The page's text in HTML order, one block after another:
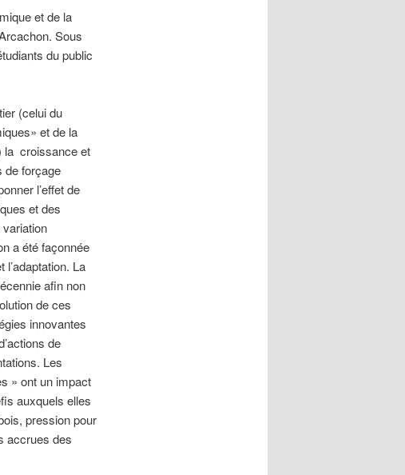
et de la
Sous
du public
(celui du
et de la
la croissance et
de forçage
l’effet de
et des
a été façonnée
La
afin non
de ces
innovantes
de
Les
» ont un impact
auxquels elles
pression pour
accrues des